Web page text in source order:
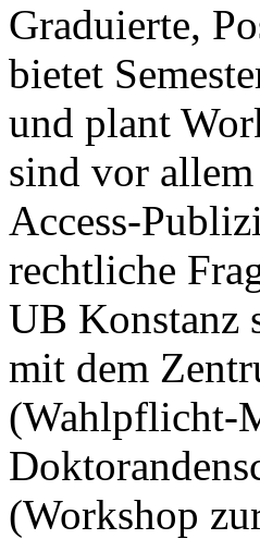
Graduierte,
bietet
und plant
sind vor allem
Access-
rechtliche
UB Konstanz
mit dem
(Wahlpflicht-
(Workshop